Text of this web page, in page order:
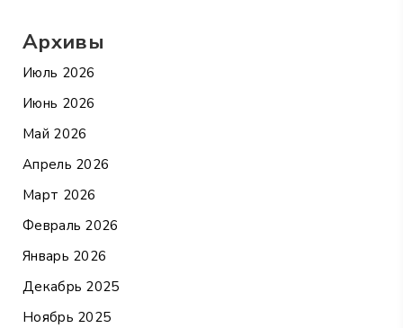
Архивы
Июль 2026
Июнь 2026
Май 2026
Апрель 2026
Март 2026
Февраль 2026
Январь 2026
Декабрь 2025
Ноябрь 2025